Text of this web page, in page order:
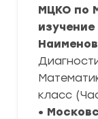
МЦКО по
класс
•